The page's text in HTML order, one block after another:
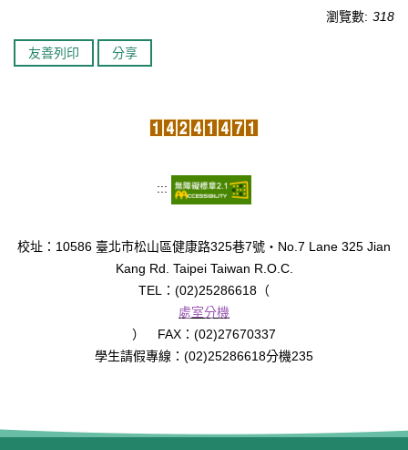
瀏覽數: 318
友善列印 分享
:::
校址：10586 臺北市松山區健康路325巷7號‧No.7 Lane 325 Jian
Kang Rd. Taipei Taiwan R.O.C.
TEL：(02)25286618（
處室分機
） FAX：(02)27670337
學生請假專線：(02)25286618分機235